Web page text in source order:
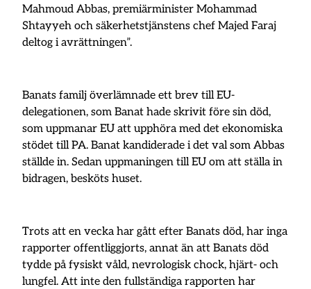
Mahmoud Abbas, premiärminister Mohammad
Shtayyeh och säkerhetstjänstens chef Majed Faraj
deltog i avrättningen”.
Banats familj överlämnade ett brev till EU-
delegationen, som Banat hade skrivit före sin död,
som uppmanar EU att upphöra med det ekonomiska
stödet till PA. Banat kandiderade i det val som Abbas
ställde in. Sedan uppmaningen till EU om att ställa in
bidragen, besköts huset.
Trots att en vecka har gått efter Banats död, har inga
rapporter offentliggjorts, annat än att Banats död
tydde på fysiskt våld, nevrologisk chock, hjärt- och
lungfel. Att inte den fullständiga rapporten har